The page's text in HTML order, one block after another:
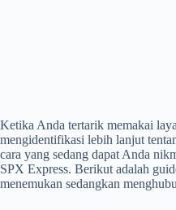
Ketika Anda tertarik memakai
mengidentifikasi lebih lanjut
cara yang sedang dapat Anda
SPX Express. Berikut adalah
menemukan sedangkan